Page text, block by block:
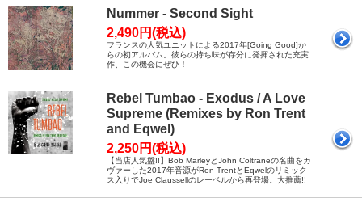
Nummer - Second Sight
2,490円(税込)
フランスの人気ユニットによる2017年[Going Good]か
らの初アルバム。彼らの持ち味が存分に発揮された充実
作、この機会にぜひ！
Rebel Tumbao - Exodus / A Love
Supreme (Remixes by Ron Trent
and Eqwel)
2,250円(税込)
【当店人気盤!!】Bob MarleyとJohn Coltraneの名曲をカ
ヴァーした2017年音源がRon TrentとEqwelのリミック
ス入りでJoe Claussellのレーベルから再登場。大推薦!!